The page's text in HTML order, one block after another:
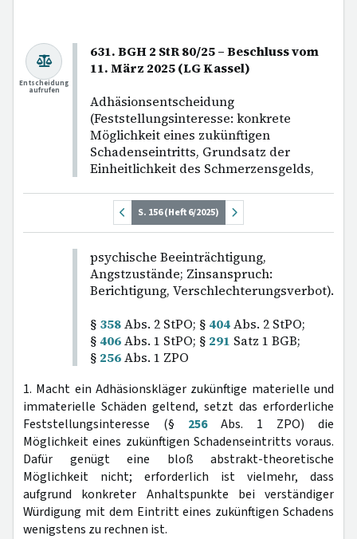
631. BGH 2 StR 80/25 – Beschluss vom
11. März 2025 (LG Kassel)
Adhäsionsentscheidung
(Feststellungsinteresse: konkrete
Möglichkeit eines zukünftigen
Schadenseintritts, Grundsatz der
Einheitlichkeit des Schmerzensgelds,
Entscheidung
aufrufen
S. 156 (Heft 6/2025)
psychische Beeinträchtigung,
Angstzustände; Zinsanspruch:
Berichtigung, Verschlechterungsverbot).
§ 358Abs. 2 StPO; § 404Abs. 2 StPO;
§ 406Abs. 1 StPO; § 291 Satz 1 BGB;
§ 256Abs. 1 ZPO
1. Macht ein Adhäsionskläger zukünftige materielle und
immaterielle Schäden geltend, setzt das erforderliche
Feststellungsinteresse (§ 256Abs. 1 ZPO) die
Möglichkeit eines zukünftigen Schadenseintritts voraus.
Dafür genügt eine bloß abstrakt-theoretische
Möglichkeit nicht; erforderlich ist vielmehr, dass
aufgrund konkreter Anhaltspunkte bei verständiger
Würdigung mit dem Eintritt eines zukünftigen Schadens
wenigstens zu rechnen ist.